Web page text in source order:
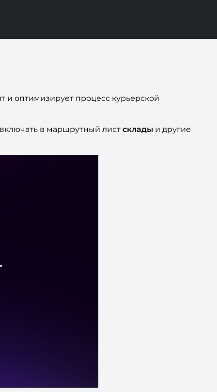
и оптимизирует процесс курьерской
в маршрутный лист склады и другие